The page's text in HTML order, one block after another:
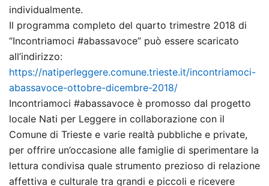
individualmente.
Il programma completo del quarto trimestre 2018 di
“Incontriamoci #abassavoce” può essere scaricato
all’indirizzo:
https://natiperleggere.comune.trieste.it/incontriamoci-
abassavoce-ottobre-dicembre-2018/
Incontriamoci #abassavoce è promosso dal progetto
locale Nati per Leggere in collaborazione con il
Comune di Trieste e varie realtà pubbliche e private,
per offrire un’occasione alle famiglie di sperimentare la
lettura condivisa quale strumento prezioso di relazione
affettiva e culturale tra grandi e piccoli e ricevere